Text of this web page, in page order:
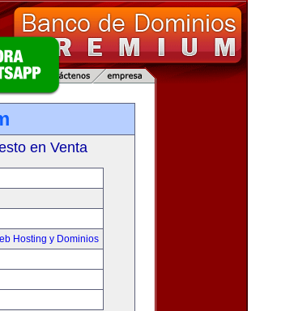
en Venta
Hosting y Dominios